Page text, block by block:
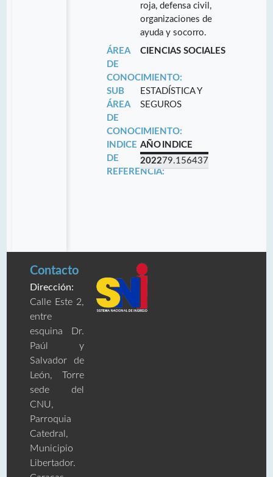
roja, defensa civil,
organizaciones de
ayuda y socorro.
ÁREA
DE
CONOCIMIENTO:
CIENCIAS SOCIALES
SUB
ÁREA
DE
CONOCIMIENTO:
ESTADÍSTICA Y
SEGUROS
INDICE
DE
REFERENCIA:
AÑO INDICE
202279.156437
Contacto
Dirección:
Calle Este 2,
entre
esquina Dr.
Paúl y
Salvador de
León, Torre
sede del
CNU,
Parroquia
Catedral,
Municipio
Libertador.